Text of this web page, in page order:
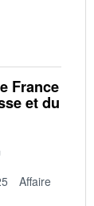
France
et du
Affaire